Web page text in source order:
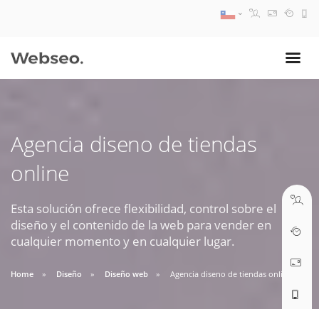
Agencia diseno de tiendas
online
Esta solución ofrece flexibilidad, control sobre el
diseño y el contenido de la web para vender en
cualquier momento y en cualquier lugar.
Home Diseño Diseño web Agencia diseno de tiendas online
09:30 AM A 18:30 PM
ABRIR TICKET